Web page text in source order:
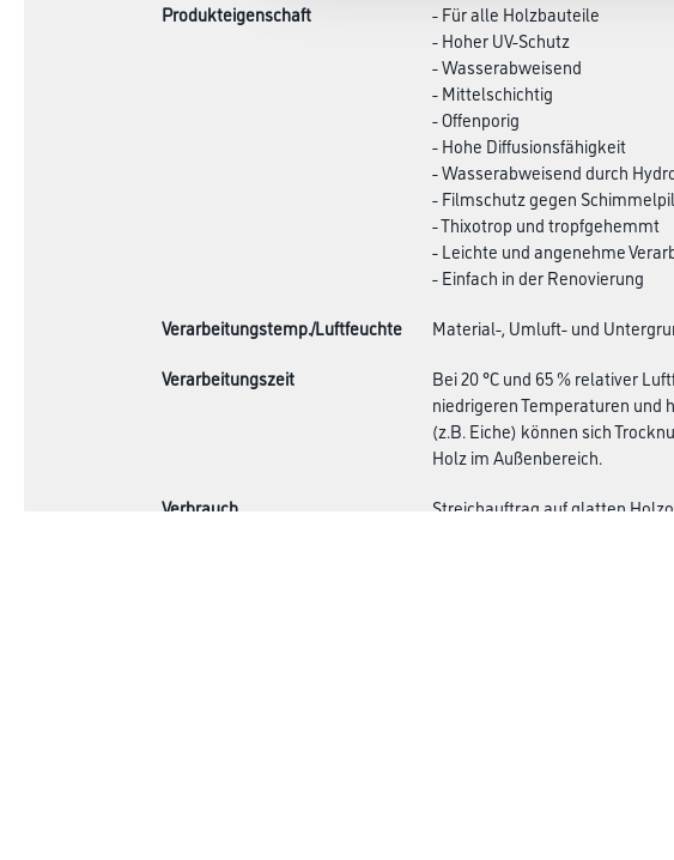
Produkteigenschaft
- Für alle Holzbauteile
- Hoher UV-Schutz
- Wasserabweisend
- Mittelschichtig
- Offenporig
- Hohe Diffusionsfähigkeit
- Wasserabweisend durch
- Filmschutz gegen
- Thixotrop und tropfgehemmt
- Leichte und angenehme
- Einfach in der Renovierung
Verarbeitungstemp./Luftfeuchte
Material-, Umluft- und
Verarbeitungszeit
Bei 20 °C und 65 % relativer
niedrigeren Temperaturen und
(z.B. Eiche) können sich
Holz im Außenbereich.
Verbrauch
Streichauftrag auf glatten